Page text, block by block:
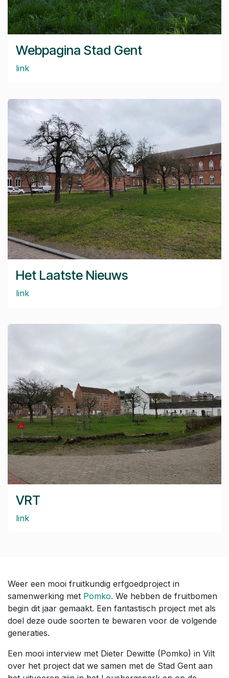
Webpagina Stad Gent
link
Het Laatste Nieuws
link
VRT
link
Weer een mooi fruitkundig erfgoedproject in
samenwerking met Pomko. We hebben de fruitbomen
begin dit jaar gemaakt. Een fantastisch project met als
doel deze oude soorten te bewaren voor de volgende
generaties.
Een mooi interview met Dieter Dewitte (Pomko) in Vilt
over het project dat we samen met de Stad Gent aan